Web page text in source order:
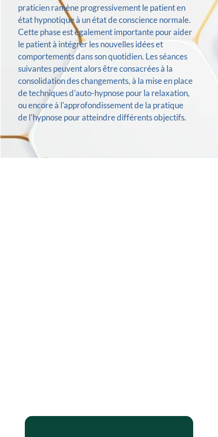
praticien ramène progressivement le patient en
état hypnotique à un état de conscience normale.
Cette phase est également importante pour aider
le patient à intégrer les nouvelles idées et
comportements dans son quotidien. Les séances
suivantes peuvent alors être consacrées à la
consolidation des changements, à la mise en place
de techniques d'auto-hypnose pour la relaxation,
ou encore à l'approfondissement de la pratique
de l'hypnose pour atteindre différents objectifs.